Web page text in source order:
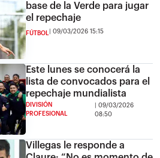
base de la Verde para jugar
el repechaje
FÚTBOL 09/03/2026 15:15
Este lunes se conocerá la
lista de convocados para el
repechaje mundialista
DIVISIÓN
PROFESIONAL
09/03/2026
08:50
Villegas le responde a